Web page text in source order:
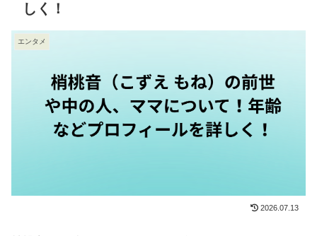
しく！
エンタメ
2026.07.13